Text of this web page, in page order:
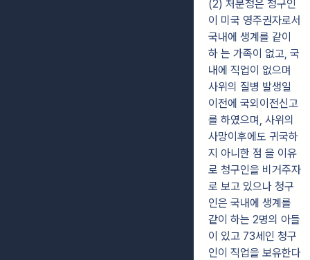
(2) 처분청은 청구인
이 미국 영주권자로서
국내에 생계를 같이
하 는 가족이 없고, 국
내에 직업이 없으며
사위의 질병 발생일
이전에 국외이전신고
를 하였으며, 사위의
사망이후에도 귀국하
지 아니한 점 을 이유
로 청구인을 비거주자
로 보고 있으나 청구
인은 국내에 생계를
같이 하는 2명의 아들
이 있고 73세인 청구
인이 직업을 보유한다